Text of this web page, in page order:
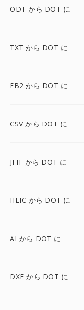
ODT から DOT に
TXT から DOT に
FB2 から DOT に
CSV から DOT に
JFIF から DOT に
HEIC から DOT に
AI から DOT に
DXF から DOT に